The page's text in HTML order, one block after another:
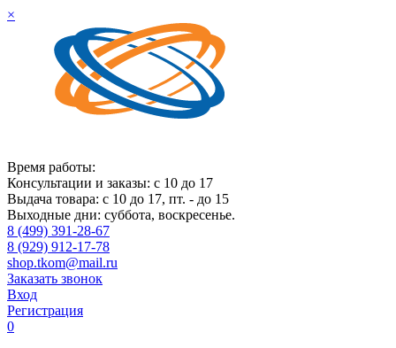
×
Время работы:
Консультации и заказы: с 10 до 17
Выдача товара: с 10 до 17, пт. - до 15
Выходные дни: суббота, воскресенье.
8 (499) 391-28-67
8 (929) 912-17-78
shop.tkom@mail.ru
Заказать звонок
Вход
Регистрация
0